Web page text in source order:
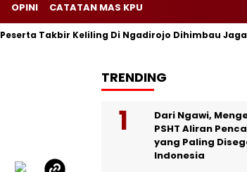
OPINI CATATAN MAS KPU
Peserta Takbir Keliling Di Ngadirojo Dihimbau
TRENDING
Dari Ngawi,
PSHT Aliran
yang Paling
Indonesia